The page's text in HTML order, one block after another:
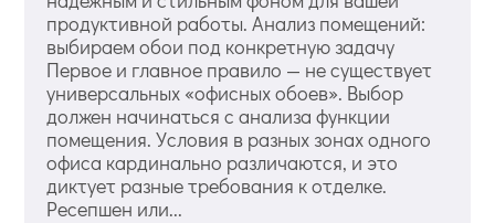
продуктивной работы. Анализ помещений:
выбираем обои под конкретную задачу
Первое и главное правило — не существует
универсальных «офисных обоев». Выбор
должен начинаться с анализа функции
помещения. Условия в разных зонах одного
офиса кардинально различаются, и это
диктует разные требования к отделке.
Ресепшен или...